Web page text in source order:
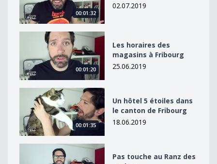
00:01:32
02.07.2019
Les horaires des magasins à Fribourg
00:01:20
Les horaires des
magasins à Fribourg
25.06.2019
Un hôtel 5 étoiles dans le canton de Fribourg
00:01:35
Un hôtel 5 étoiles dans
le canton de Fribourg
18.06.2019
Pas touche au Ranz des vaches
Pas touche au Ranz des